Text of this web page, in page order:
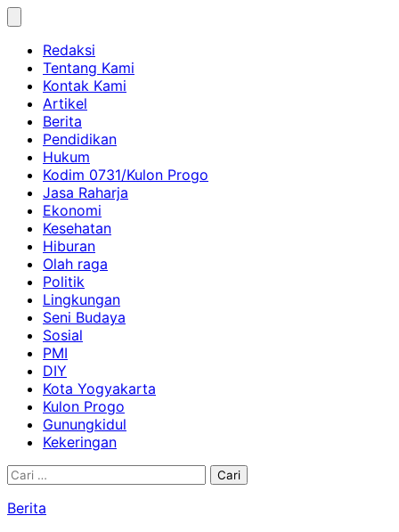
Skip
contentRedaksi
Tentang Kami
Kontak Kami
Artikel
Berita
Pendidikan
Hukum
Kodim 0731/Kulon Progo
Jasa Raharja
Ekonomi
Kesehatan
Hiburan
Olah raga
Politik
Lingkungan
Seni Budaya
Sosial
PMI
DIY
Kota Yogyakarta
Kulon Progo
Gunungkidul
Kekeringan
Cari
Berita